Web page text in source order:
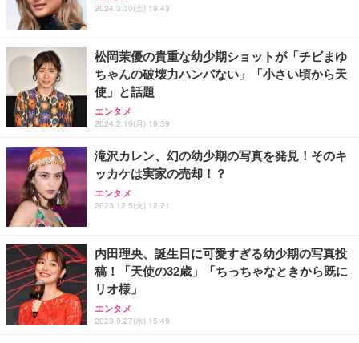
2024.3.30(土) 19:43
松岡茉優の貴重な幼少期ショットが「チビまゆ
ちゃんの破壊力ハンパない」「小さい頃から天
使」と話題
エンタメ
2024.2.19(月) 19:39
滝沢カレン、幻の幼少期の写真を発見！そのキ
ッカケは実家の売却！？
エンタメ
2023.12.5(火) 12:21
内田理央、誕生日に可愛すぎる幼少期の写真投
稿！「天使の32歳」「ちっちゃなときから既に
リオ様」
エンタメ
2023.9.27(水) 15:49